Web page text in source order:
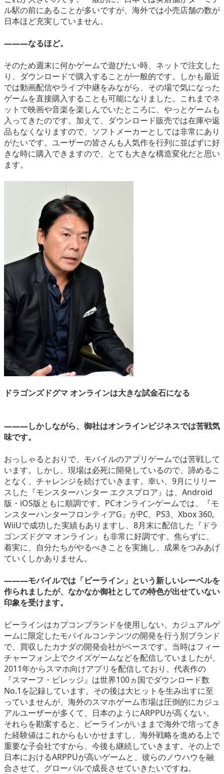
ル駅の前にあることが多いですが、海外では小売店舗の数が
日本ほど充実していません。
―――なるほど。
そのため週末に何かゲームで遊びたい時、ネットで注文した
り、ダウンロードで購入することが一般的です。しかも最近
では動画配信やライブ中継をみながら、その場で気になった
ゲームを直接購入することも可能になりました。これまでネ
ットで映画や音楽を楽しんでいたところに、やっとゲームも
入ってきたのです。加えて、ダウンロード販売では在庫や返
品もなくなりますので、ソフトメーカーとしては非常にあり
がたいです。ユーザーの皆さんも人気作を行列に並ばずに好
きな時に購入できますので、とても大きな構造変化だと思い
ます。
ドラゴンズドグマ オンラインは大きな試金石になる
―――しかしながら、御社はオンラインビジネスでは苦戦気
味です。
おっしゃるとおりで、モバイルのアプリゲームでは苦戦して
います。しかし、現場は必死に開発しているので、諦めるこ
となく、チャレンジを続けていきます。幸い、9月にリリー
スした『モンスターハンター エクスプロア』は、Android
版・iOS版ともに順調です。PCオンラインゲームでは、『モ
ンスターハンターフロンティアG』がPC、PS3、Xbox 360,
WiiUで成功した実績もありますし、8月末に配信した『ドラ
ゴンズドグマ オンライン』も非常に好調です。焦らずに、
着実に、自分たちがやるべきことを実施し、成果をつみあげ
ていくしかありません。
―――モバイルでは「ビーライン」という新しいレーベルを
作られましたが、なかなか御社としての特色が出せていない
印象を受けます。
ビーラインはカプコンブランドを使用しない、カジュアルゲ
ームに限定したモバイルコンテンツの開発を行う別ブランド
で、買収したカナダの開発会社がベースです。当時はフィー
チャーフォン上でクイズゲームなどを配信していましたが、
2011年からスマホ向けアプリを配信しており、代表作の
『スマーフ・ビレッジ』は世界100ヵ国でダウンロード数
No.1を記録しています。その後は大ヒットを生み出すに至
っていませんが、海外のスマホゲーム市場は圧倒的にカジュ
アルユーザーが多くて、日本のようにARPPUが高くない。
それらを勘案すると、ビーラインがいままで海外で培ってき
た経験値はこれからもいかせますし、海外戦略を進める上で
重要な子会社ですから、今後も継続していきます。その上で
日本におけるARPPUが高いゲームと、彼らのノウハウを融
合させて、グローバルで成長させていきたいですね。